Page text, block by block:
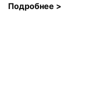
Подробнее >